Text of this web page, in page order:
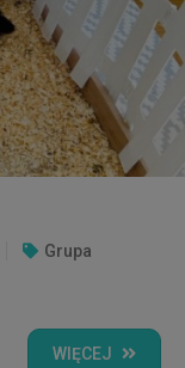
Grupa
WIĘCEJ